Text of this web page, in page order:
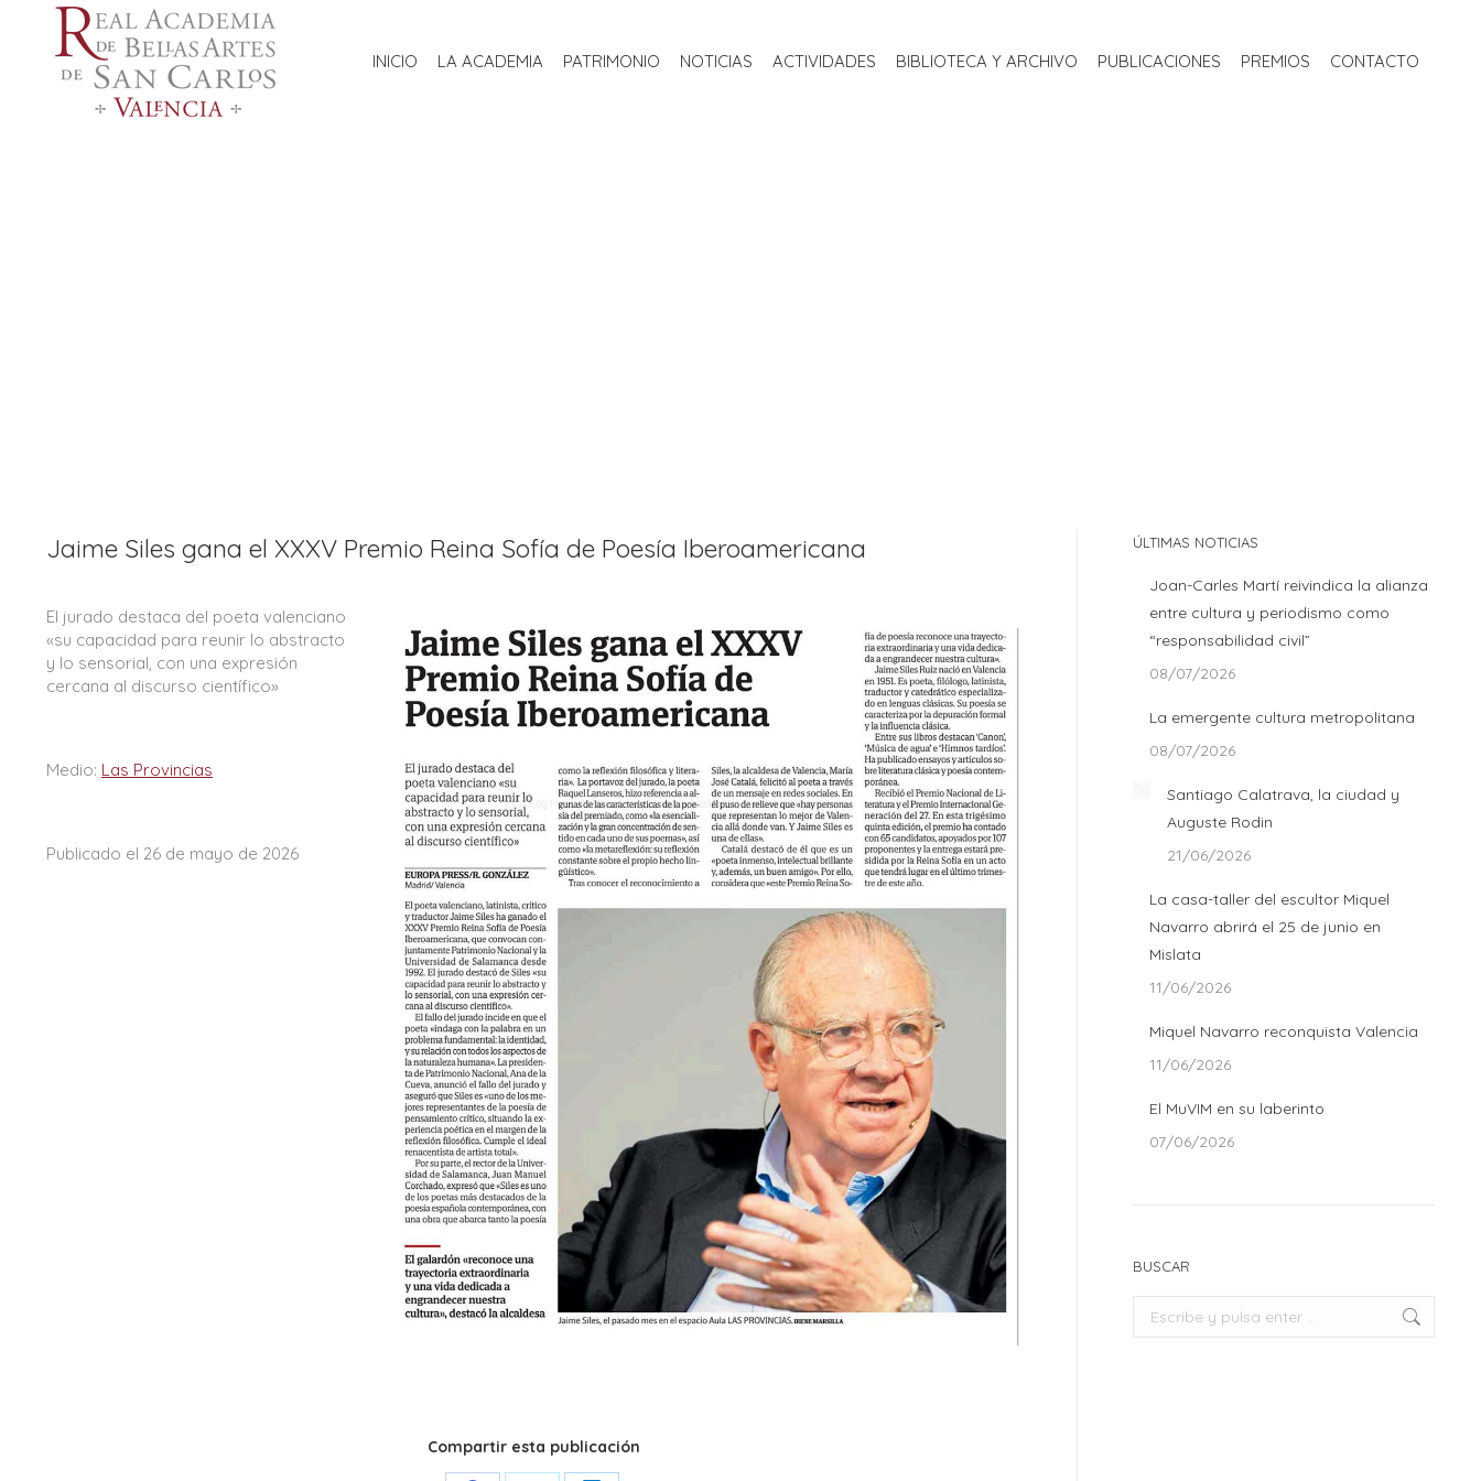
INICIO LA ACADEMIA PATRIMONIO NOTICIAS ACTIVIDADES BIBLIOTECA Y ARCHIVO PUBLICACIONES PREMIOS CONTACTO
Jaime Siles gana el XXXV Premio Reina Sofía de Poesía Iberoamericana
El jurado destaca del poeta valenciano
«su capacidad para reunir lo abstracto
y lo sensorial, con una expresión
cercana al discurso científico»
Medio: Las Provincias
Publicado el 26 de mayo de 2026
Compartir esta publicación
ÚLTIMAS NOTICIAS
Joan-Carles Martí reivindica la alianza
entre cultura y periodismo como
“responsabilidad civil”
08/07/2026
La emergente cultura metropolitana
08/07/2026
Santiago Calatrava, la ciudad y
Auguste Rodin
21/06/2026
La casa-taller del escultor Miquel
Navarro abrirá el 25 de junio en
Mislata
11/06/2026
Miquel Navarro reconquista Valencia
11/06/2026
El MuVIM en su laberinto
07/06/2026
BUSCAR
Buscar: